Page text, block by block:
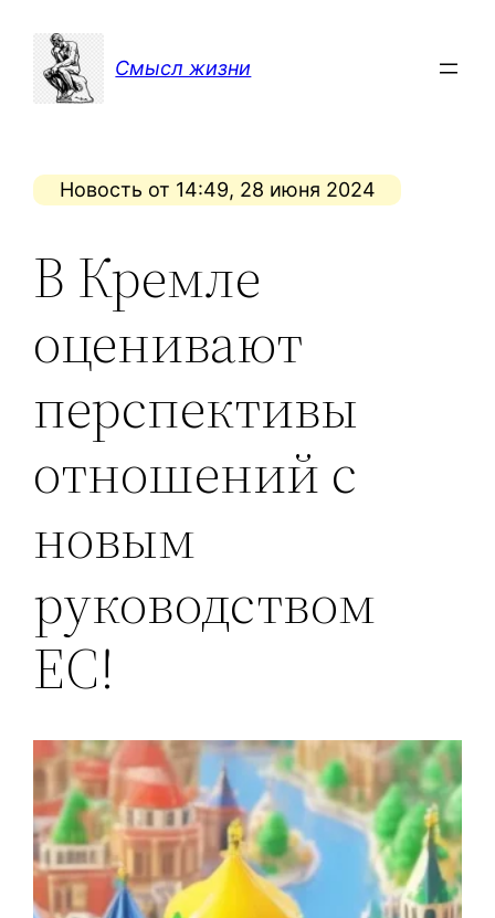
содержимому
Смысл жизни
Новость от 14:49, 28 июня 2024
В Кремле
оценивают
перспективы
отношений с
новым
руководством
ЕС!